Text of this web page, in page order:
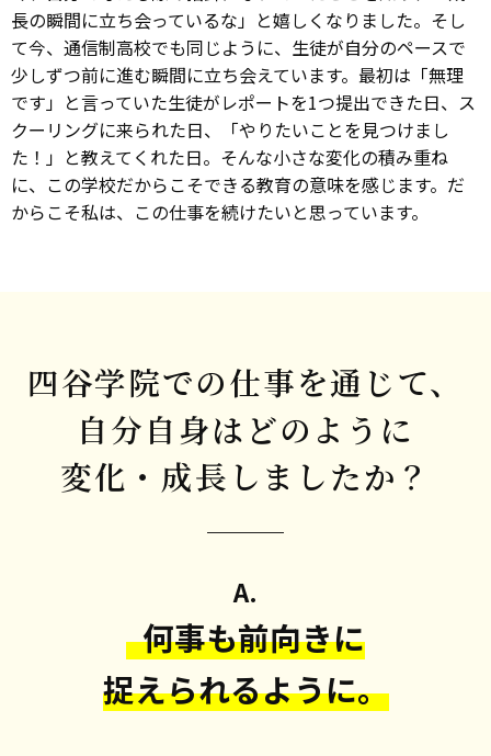
長の瞬間に立ち会っているな」と嬉しくなりました。そし
て今、通信制高校でも同じように、生徒が自分のペースで
少しずつ前に進む瞬間に立ち会えています。最初は「無理
です」と言っていた生徒がレポートを1つ提出できた日、ス
クーリングに来られた日、「やりたいことを見つけまし
た！」と教えてくれた日。そんな小さな変化の積み重ね
に、この学校だからこそできる教育の意味を感じます。だ
からこそ私は、この仕事を続けたいと思っています。
四谷学院での仕事を通じて、
自分自身はどのように
変化・成長しましたか？
A.
何事も前向きに
捉えられるように。